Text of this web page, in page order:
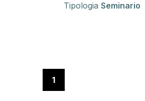
Tipologia Seminario
Pagina 1
1